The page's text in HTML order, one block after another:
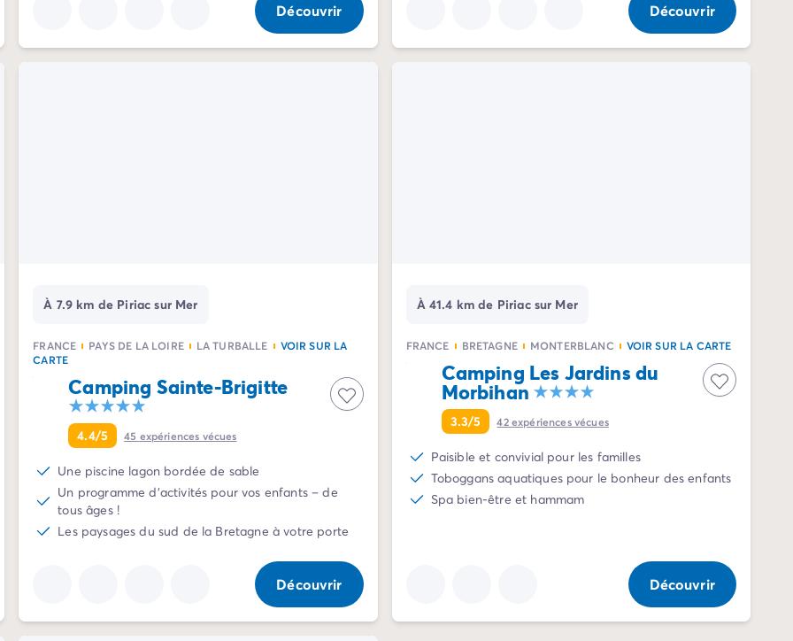
Découvrir Découvrir
À 7.9 km de Piriac sur Mer
FRANCE PAYS DE LA LOIRE LA TURBALLE
VOIR SUR LA
CARTE
Camping Sainte-Brigitte
4.4/5 45 expériences vécues
Une piscine lagon bordée de sable
Un programme d'activités pour vos enfants – de
tous âges !
Les paysages du sud de la Bretagne à votre porte
Découvrir
À 41.4 km de Piriac sur Mer
FRANCE BRETAGNE MONTERBLANC VOIR SUR LA CARTE
Camping Les Jardins du
Morbihan
3.3/5 42expériences vécues
Paisible et convivial pour les familles
Toboggans aquatiques pour le bonheur des enfants
Spa bien-être et hammam
Découvrir